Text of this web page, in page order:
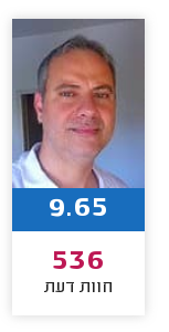
9.65
536
חוות דעת